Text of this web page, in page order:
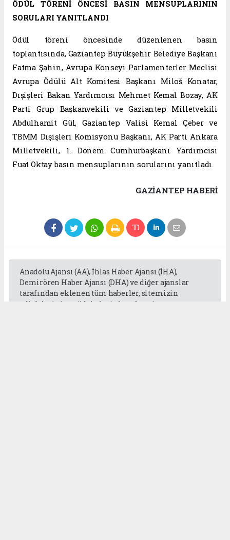
ÖDÜL TÖRENİ ÖNCESİ BASIN MENSUPLARININ
SORULARI YANITLANDI
Ödül töreni öncesinde düzenlenen basın
toplantısında, Gaziantep Büyükşehir Belediye Başkanı
Fatma Şahin, Avrupa Konseyi Parlamenterler Meclisi
Avrupa Ödülü Alt Komitesi Başkanı Miloš Konatar,
Dışişleri Bakan Yardımcısı Mehmet Kemal Bozay, AK
Parti Grup Başkanvekili ve Gaziantep Milletvekili
Abdulhamit Gül, Gaziantep Valisi Kemal Çeber ve
TBMM Dışişleri Komisyonu Başkanı, AK Parti Ankara
Milletvekili, 1. Dönem Cumhurbaşkanı Yardımcısı
Fuat Oktay basın mensuplarının sorularını yanıtladı.
GAZIANTEP HABERİ
Anadolu Ajansı (AA), İhlas Haber Ajansı (İHA),
Demirören Haber Ajansı (DHA) ve diğer ajanslar
tarafından eklenen tüm haberler, sitemizin
editörlerinin müdahalesi olmadan ajans